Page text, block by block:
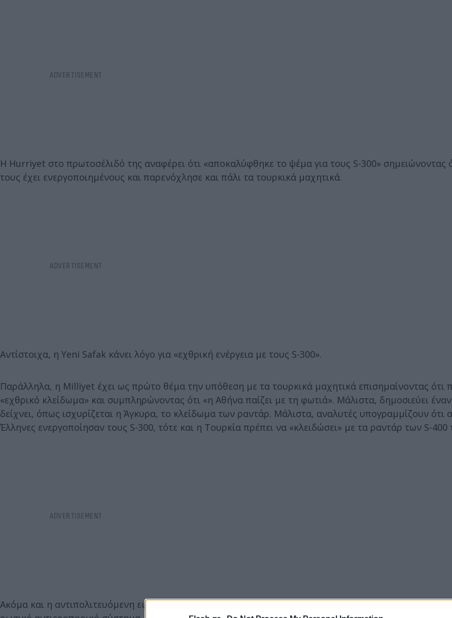
Η Hurriyet στο πρωτοσέλιδό της αναφέρει ότι «αποκαλύφθηκε το ψέμα για τους S-300» σημειώνοντας
τους έχει ενεργοποιημένους και παρενόχλησε και πάλι τα τουρκικά μαχητικά.
Αντίστοιχα, η Yeni Safak κάνει λόγο για «εχθρική ενέργεια με τους S-300».
Παράλληλα, η Milliyet έχει ως πρώτο θέμα την υπόθεση με τα τουρκικά μαχητικά επισημαίνοντας ότι
«εχθρικό κλείδωμα» και συμπληρώνοντας ότι «η Αθήνα παίζει με τη φωτιά». Μάλιστα, δημοσιεύει
δείχνει, όπως ισχυρίζεται η Άγκυρα, το κλείδωμα των ραντάρ. Μάλιστα, αναλυτές υπογραμμίζουν ότι
Έλληνες ενεργοποίησαν τους S-300, τότε και η Τουρκία πρέπει να «κλειδώσει» με τα ραντάρ των S-400
Ακόμα και η αντιπολιτευόμενη εφημερίδα, Cum Hurriyet γράφει ότι η Αθήνα παρενόχλησε τα